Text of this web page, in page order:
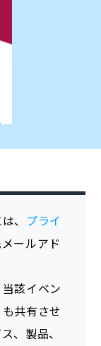
、 プライ
ールアド
該イベン
共有させ
、製品、